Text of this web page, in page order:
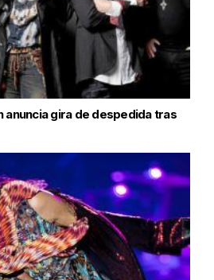
anuncia gira de despedida tras